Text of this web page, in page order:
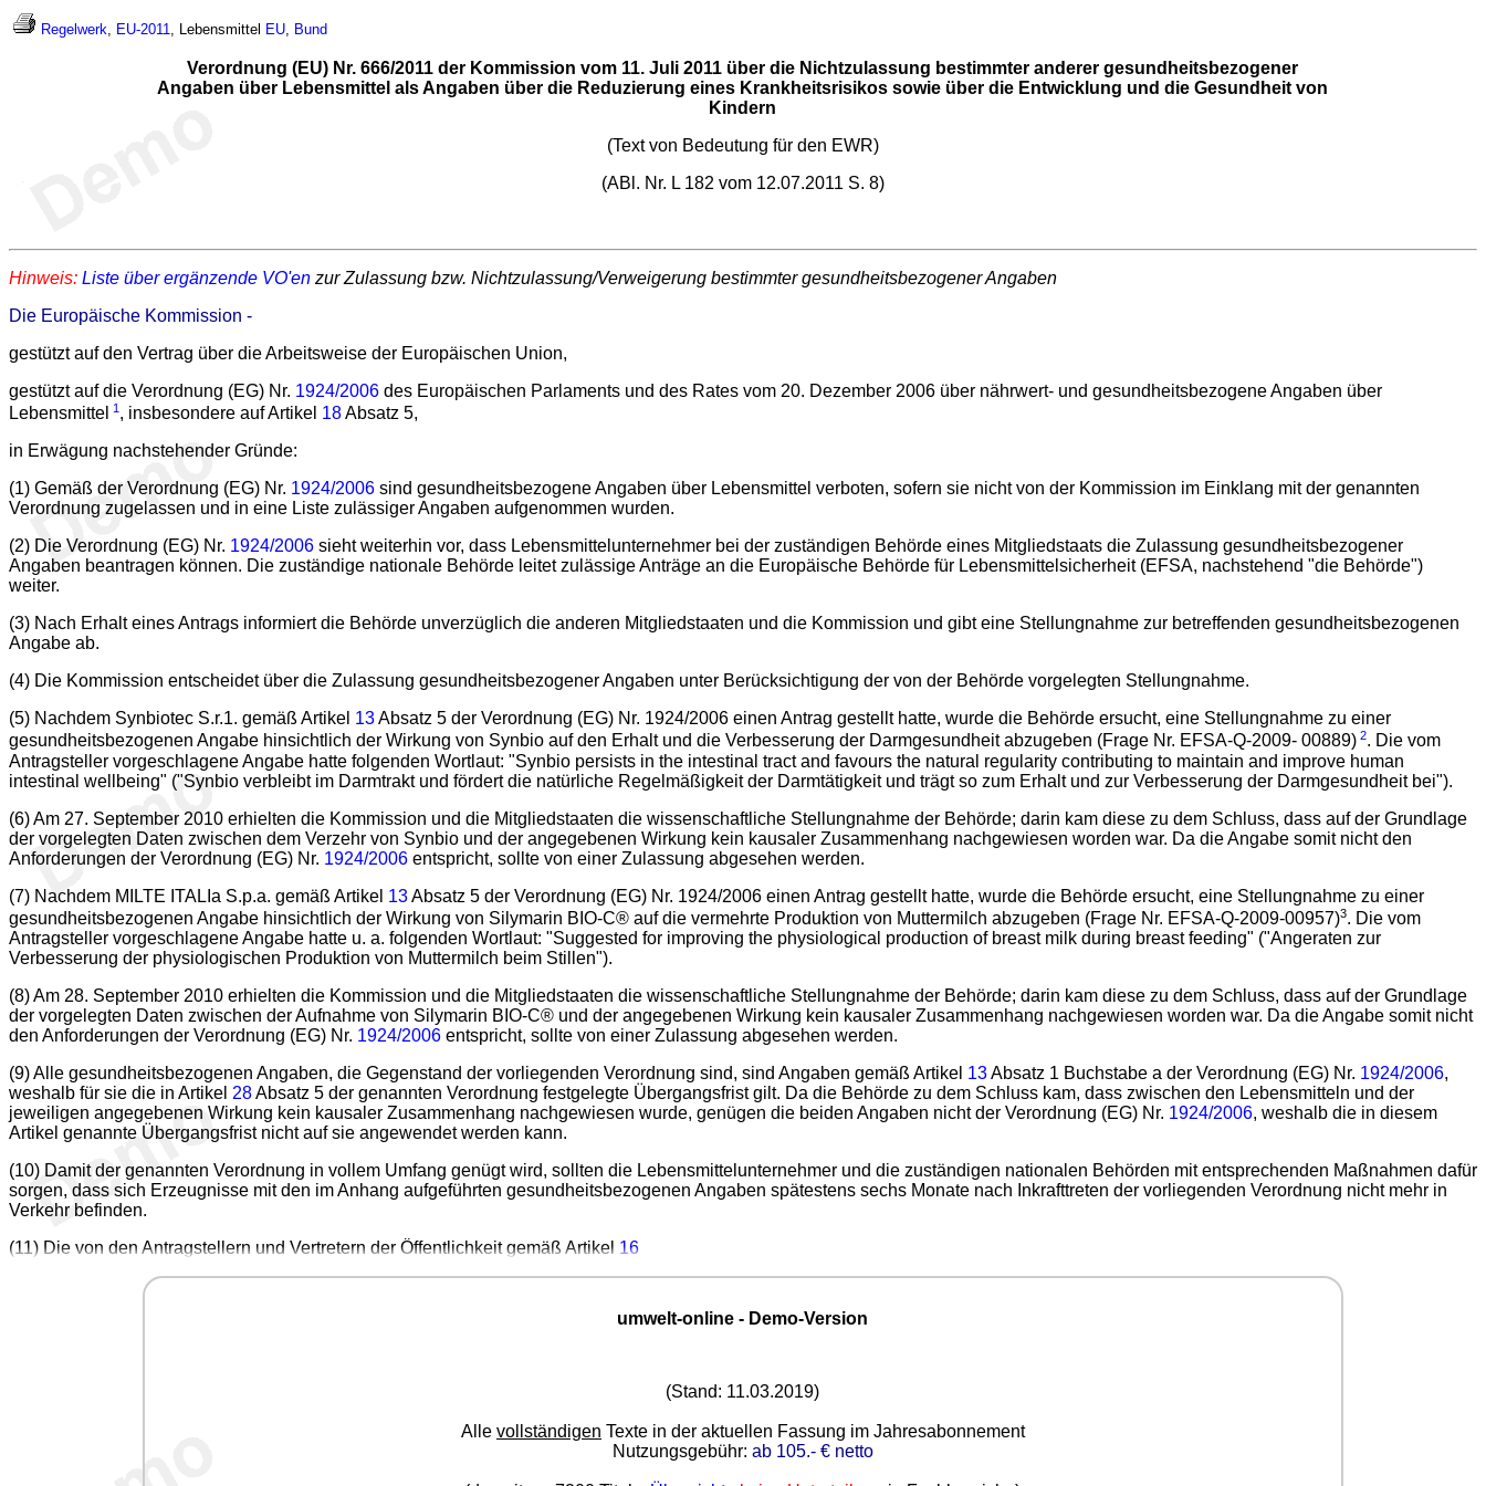
Regelwerk, EU-2011, Lebensmittel EU, Bund
Verordnung (EU) Nr. 666/2011 der Kommission vom 11. Juli 2011 über die Nichtzulassung bestimmter anderer gesundheitsbezogener
Angaben über Lebensmittel als Angaben über die Reduzierung eines Krankheitsrisikos sowie über die Entwicklung und die Gesundheit von
Kindern
(Text von Bedeutung für den EWR)
(ABl. Nr. L 182 vom 12.07.2011 S. 8)
Hinweis: Liste über ergänzende VO'en zur Zulassung bzw. Nichtzulassung/Verweigerung bestimmter gesundheitsbezogener Angaben
Die Europäische Kommission -
gestützt auf den Vertrag über die Arbeitsweise der Europäischen Union,
gestützt auf die Verordnung (EG) Nr. 1924/2006 des Europäischen Parlaments und des Rates vom 20. Dezember 2006 über nährwert- und gesundheitsbezogene Angaben über
Lebensmittel
1 , insbesondere auf Artikel 18Absatz 5,
in Erwägung nachstehender Gründe:
(1) Gemäß der Verordnung (EG) Nr. 1924/2006 sind gesundheitsbezogene Angaben über Lebensmittel verboten, sofern sie nicht von der Kommission im Einklang mit der genannten
Verordnung zugelassen und in eine Liste zulässiger Angaben aufgenommen wurden.
(2) Die Verordnung (EG) Nr. 1924/2006 sieht weiterhin vor, dass Lebensmittelunternehmer bei der zuständigen Behörde eines Mitgliedstaats die Zulassung gesundheitsbezogener
Angaben beantragen können. Die zuständige nationale Behörde leitet zulässige Anträge an die Europäische Behörde für Lebensmittelsicherheit (EFSA, nachstehend "die Behörde")
weiter.
(3) Nach Erhalt eines Antrags informiert die Behörde unverzüglich die anderen Mitgliedstaaten und die Kommission und gibt eine Stellungnahme zur betreffenden gesundheitsbezogenen
Angabe ab.
(4) Die Kommission entscheidet über die Zulassung gesundheitsbezogener Angaben unter Berücksichtigung der von der Behörde vorgelegten Stellungnahme.
(5) Nachdem Synbiotec S.r.1. gemäß Artikel 13Absatz 5 der Verordnung (EG) Nr. 1924/2006 einen Antrag gestellt hatte, wurde die Behörde ersucht, eine Stellungnahme zu einer
gesundheitsbezogenen Angabe hinsichtlich der Wirkung von Synbio auf den Erhalt und die Verbesserung der Darmgesundheit abzugeben (Frage Nr. EFSA-Q-2009- 00889) 2. Die vom
Antragsteller vorgeschlagene Angabe hatte folgenden Wortlaut: "Synbio persists in the intestinal tract and favours the natural regularity contributing to maintain and improve human
intestinal wellbeing" ("Synbio verbleibt im Darmtrakt und fördert die natürliche Regelmäßigkeit der Darmtätigkeit und trägt so zum Erhalt und zur Verbesserung der Darmgesundheit bei").
(6) Am 27. September 2010 erhielten die Kommission und die Mitgliedstaaten die wissenschaftliche Stellungnahme der Behörde; darin kam diese zu dem Schluss, dass auf der Grundlage
der vorgelegten Daten zwischen dem Verzehr von Synbio und der angegebenen Wirkung kein kausaler Zusammenhang nachgewiesen worden war. Da die Angabe somit nicht den
Anforderungen der Verordnung (EG) Nr. 1924/2006 entspricht, sollte von einer Zulassung abgesehen werden.
(7) Nachdem MILTE ITALIa S.p.a. gemäß Artikel 13Absatz 5 der Verordnung (EG) Nr. 1924/2006 einen Antrag gestellt hatte, wurde die Behörde ersucht, eine Stellungnahme zu einer
gesundheitsbezogenen Angabe hinsichtlich der Wirkung von Silymarin BIO-C® auf die vermehrte Produktion von Muttermilch abzugeben (Frage Nr. EFSA-Q-2009-00957)3. Die vom
Antragsteller vorgeschlagene Angabe hatte u. a. folgenden Wortlaut: "Suggested for improving the physiological production of breast milk during breast feeding" ("Angeraten zur
Verbesserung der physiologischen Produktion von Muttermilch beim Stillen").
(8) Am 28. September 2010 erhielten die Kommission und die Mitgliedstaaten die wissenschaftliche Stellungnahme der Behörde; darin kam diese zu dem Schluss, dass auf der Grundlage
der vorgelegten Daten zwischen der Aufnahme von Silymarin BIO-C® und der angegebenen Wirkung kein kausaler Zusammenhang nachgewiesen worden war. Da die Angabe somit nicht
den Anforderungen der Verordnung (EG) Nr. 1924/2006 entspricht, sollte von einer Zulassung abgesehen werden.
(9) Alle gesundheitsbezogenen Angaben, die Gegenstand der vorliegenden Verordnung sind, sind Angaben gemäß Artikel 13Absatz 1 Buchstabe a der Verordnung (EG) Nr. 1924/2006,
weshalb für sie die in Artikel 28Absatz 5 der genannten Verordnung festgelegte Übergangsfrist gilt. Da die Behörde zu dem Schluss kam, dass zwischen den Lebensmitteln und der
jeweiligen angegebenen Wirkung kein kausaler Zusammenhang nachgewiesen wurde, genügen die beiden Angaben nicht der Verordnung (EG) Nr. 1924/2006, weshalb die in diesem
Artikel genannte Übergangsfrist nicht auf sie angewendet werden kann.
(10) Damit der genannten Verordnung in vollem Umfang genügt wird, sollten die Lebensmittelunternehmer und die zuständigen nationalen Behörden mit entsprechenden Maßnahmen dafür
sorgen, dass sich Erzeugnisse mit den im Anhang aufgeführten gesundheitsbezogenen Angaben spätestens sechs Monate nach Inkrafttreten der vorliegenden Verordnung nicht mehr in
Verkehr befinden.
(11) Die von den Antragstellern und Vertretern der Öffentlichkeit gemäß Artikel 16
umwelt-online - Demo-Version
(Stand: 11.03.2019)
Alle vollständigen Texte in der aktuellen Fassung im Jahresabonnement
Nutzungsgebühr: ab 105.- € netto